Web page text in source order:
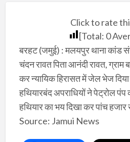
Click to rate
[Total: 0
बरहट (जमुई) : मलयपुर थाना कांड
चंदन रावत पिता आनंदी रावत, ग्राम
कर न्यायिक हिरासत में जेल भेज
हथियारबंद अपराधियों ने पेट्रोल पंप
हथियार का भय दिखा कर पांच
Source: Jamui News